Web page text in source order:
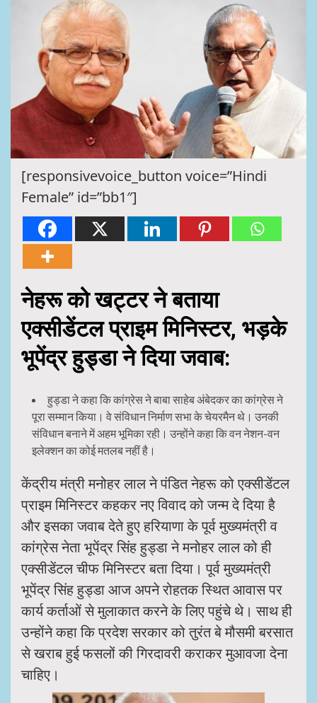
[responsivevoice_button voice=”Hindi
Female” id=”bb1″]
नेहरू को खट्टर ने बताया
एक्सीडेंटल प्राइम मिनिस्टर, भड़के
भूपेंद्र हुड्डा ने दिया जवाब:
हुड्डा ने कहा कि कांग्रेस ने बाबा साहेब अंबेदकर का कांग्रेस ने
पूरा सम्मान किया। वे संविधान निर्माण सभा के चेयरमैन थे। उनकी
संविधान बनाने में अहम भूमिका रही। उन्होंने कहा कि वन नेशन-वन
इलेक्शन का कोई मतलब नहीं है।
केंद्रीय मंत्री मनोहर लाल ने पंडित नेहरू को एक्सीडेंटल
प्राइम मिनिस्टर कहकर नए विवाद को जन्म दे दिया है
और इसका जवाब देते हुए हरियाणा के पूर्व मुख्यमंत्री व
कांग्रेस नेता भूपेंद्र सिंह हुड्डा ने मनोहर लाल को ही
एक्सीडेंटल चीफ मिनिस्टर बता दिया। पूर्व मुख्यमंत्री
भूपेंद्र सिंह हुड्डा आज अपने रोहतक स्थित आवास पर
कार्य कर्ताओं से मुलाकात करने के लिए पहुंचे थे। साथ ही
उन्होंने कहा कि प्रदेश सरकार को तुरंत बे मौसमी बरसात
से खराब हुई फसलों की गिरदावरी कराकर मुआवजा देना
चाहिए।